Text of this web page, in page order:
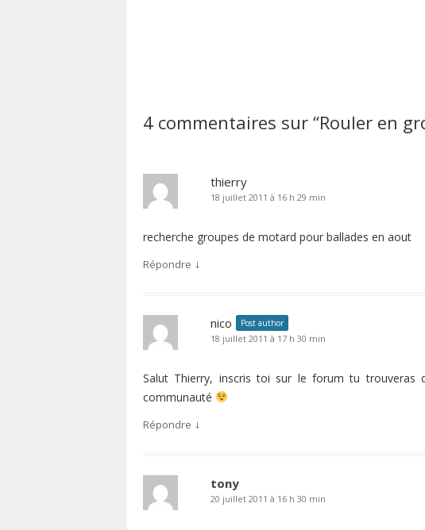
4 commentaires sur “Rouler en
thierry
18 juillet 2011 à 16 h 29 min
recherche groupes de motard pour ballades en aout
Répondre ↓
nico Post author
18 juillet 2011 à 17 h 30 min
Salut Thierry, inscris toi sur le forum tu trouveras
communauté
Répondre ↓
tony
20 juillet 2011 à 16 h 30 min